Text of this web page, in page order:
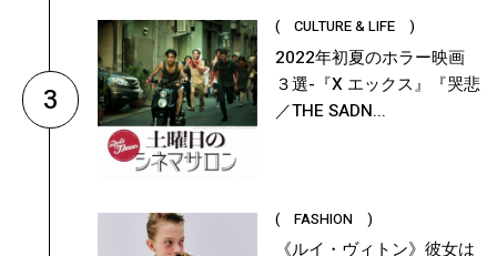
3
( CULTURE & LIFE )
2022年初夏のホラー映画
３選-『X エックス』『哭悲
／THE SADN...
( FASHION )
《ルイ・ヴィトン》彼女は